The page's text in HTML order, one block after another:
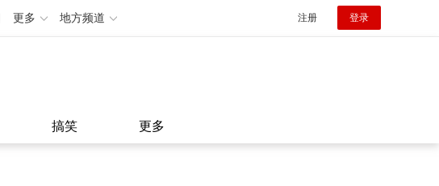
更多 地方频道 注册 登录
搞笑 更多